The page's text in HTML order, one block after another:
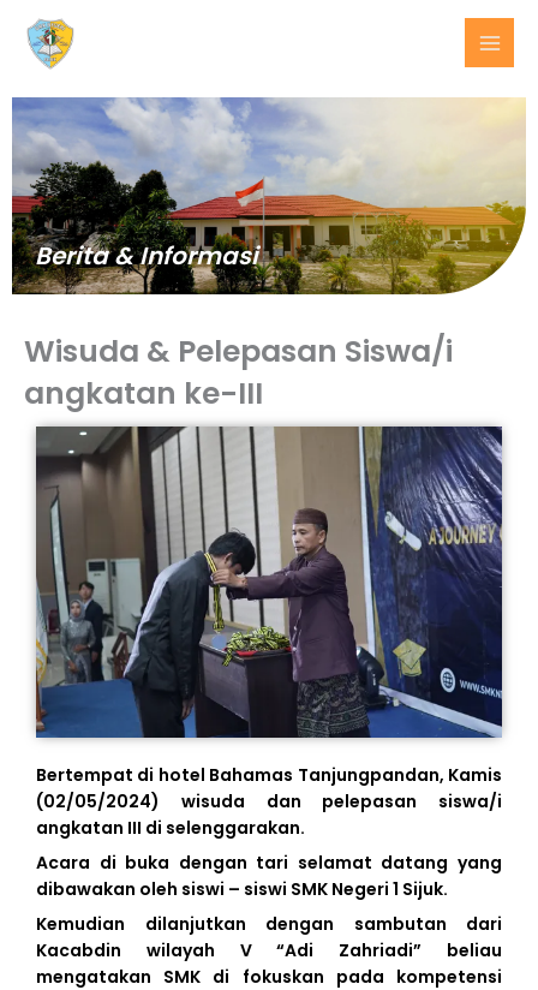
konten
Berita & Informasi
Wisuda & Pelepasan Siswa/i
angkatan ke-III
Bertempat di hotel Bahamas Tanjungpandan, Kamis
(02/05/2024) wisuda dan pelepasan siswa/i
angkatan III di selenggarakan.
Acara di buka dengan tari selamat datang yang
dibawakan oleh siswi – siswi SMK Negeri 1 Sijuk.
Kemudian dilanjutkan dengan sambutan dari
Kacabdin wilayah V “Adi Zahriadi” beliau
mengatakan SMK di fokuskan pada kompetensi
BERITA
TERKINI